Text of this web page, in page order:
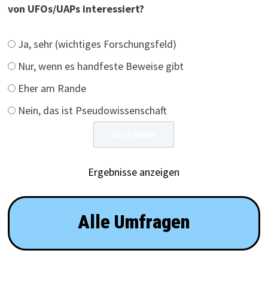
von UFOs/UAPs interessiert?
Ja, sehr (wichtiges Forschungsfeld)
Nur, wenn es handfeste Beweise gibt
Eher am Rande
Nein, das ist Pseudowissenschaft
Ergebnisse anzeigen
Alle Umfragen